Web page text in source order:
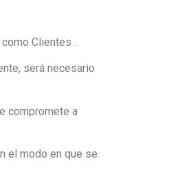
Clientes .
será necesario
compromete a
el modo en que se